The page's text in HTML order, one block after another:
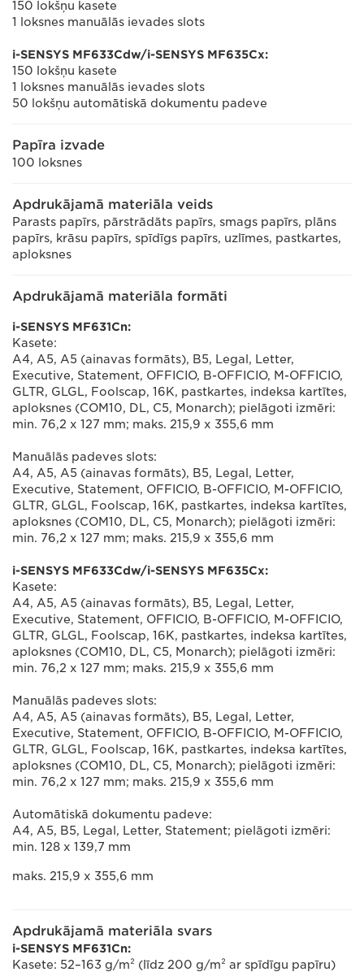
150 lokšņu kasete
1 loksnes manuālās ievades slots
i-SENSYS MF633Cdw/i-SENSYS MF635Cx:
150 lokšņu kasete
1 loksnes manuālās ievades slots
50 lokšņu automātiskā dokumentu padeve
Papīra izvade
100 loksnes
Apdrukājamā materiāla veids
Parasts papīrs, pārstrādāts papīrs, smags papīrs, plāns
papīrs, krāsu papīrs, spīdīgs papīrs, uzlīmes, pastkartes,
aploksnes
Apdrukājamā materiāla formāti
i-SENSYS MF631Cn:
Kasete:
A4, A5, A5 (ainavas formāts), B5, Legal, Letter,
Executive, Statement, OFFICIO, B-OFFICIO, M-OFFICIO,
GLTR, GLGL, Foolscap, 16K, pastkartes, indeksa kartītes,
aploksnes (COM10, DL, C5, Monarch); pielāgoti izmēri:
min. 76,2 x 127 mm; maks. 215,9 x 355,6 mm
Manuālās padeves slots:
A4, A5, A5 (ainavas formāts), B5, Legal, Letter,
Executive, Statement, OFFICIO, B-OFFICIO, M-OFFICIO,
GLTR, GLGL, Foolscap, 16K, pastkartes, indeksa kartītes,
aploksnes (COM10, DL, C5, Monarch); pielāgoti izmēri:
min. 76,2 x 127 mm; maks. 215,9 x 355,6 mm
i-SENSYS MF633Cdw/i-SENSYS MF635Cx:
Kasete:
A4, A5, A5 (ainavas formāts), B5, Legal, Letter,
Executive, Statement, OFFICIO, B-OFFICIO, M-OFFICIO,
GLTR, GLGL, Foolscap, 16K, pastkartes, indeksa kartītes,
aploksnes (COM10, DL, C5, Monarch); pielāgoti izmēri:
min. 76,2 x 127 mm; maks. 215,9 x 355,6 mm
Manuālās padeves slots:
A4, A5, A5 (ainavas formāts), B5, Legal, Letter,
Executive, Statement, OFFICIO, B-OFFICIO, M-OFFICIO,
GLTR, GLGL, Foolscap, 16K, pastkartes, indeksa kartītes,
aploksnes (COM10, DL, C5, Monarch); pielāgoti izmēri:
min. 76,2 x 127 mm; maks. 215,9 x 355,6 mm
Automātiskā dokumentu padeve:
A4, A5, B5, Legal, Letter, Statement; pielāgoti izmēri:
min. 128 x 139,7 mm
maks. 215,9 x 355,6 mm
Apdrukājamā materiāla svars
i-SENSYS MF631Cn:
Kasete: 52–163 g/m² (līdz 200 g/m² ar spīdīgu papīru)